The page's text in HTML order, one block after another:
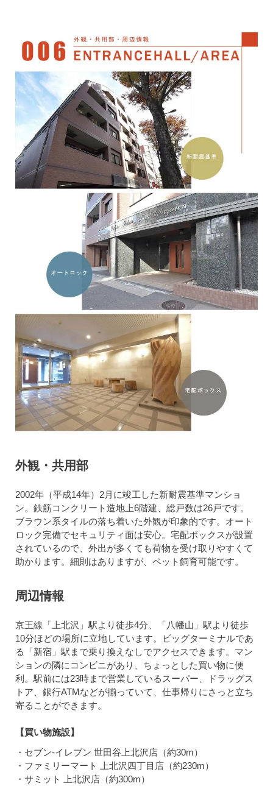
外観・共用部
2002年（平成14年）2月に竣工した新耐震基準マンショ
ン。鉄筋コンクリート造地上6階建、総戸数は26戸です。
ブラウン系タイルの落ち着いた外観が印象的です。オート
ロック完備でセキュリティ面は安心。宅配ボックスが設置
されているので、外出が多くても荷物を受け取りやすくて
助かります。細則はありますが、ペット飼育可能です。
周辺情報
京王線「上北沢」駅より徒歩4分、「八幡山」駅より徒歩
10分ほどの場所に立地しています。ビッグターミナルであ
る「新宿」駅まで乗り換えなしでアクセスできます。マン
ションの隣にコンビニがあり、ちょっとした買い物に便
利。駅前には23時まで営業しているスーパー、ドラッグス
トア、銀行ATMなどが揃っていて、仕事帰りにさっと立ち
寄ることができます。
【買い物施設】
・セブン-イレブン 世田谷上北沢店（約30m）
・ファミリーマート 上北沢四丁目店（約230m）
・サミット 上北沢店（約300m）